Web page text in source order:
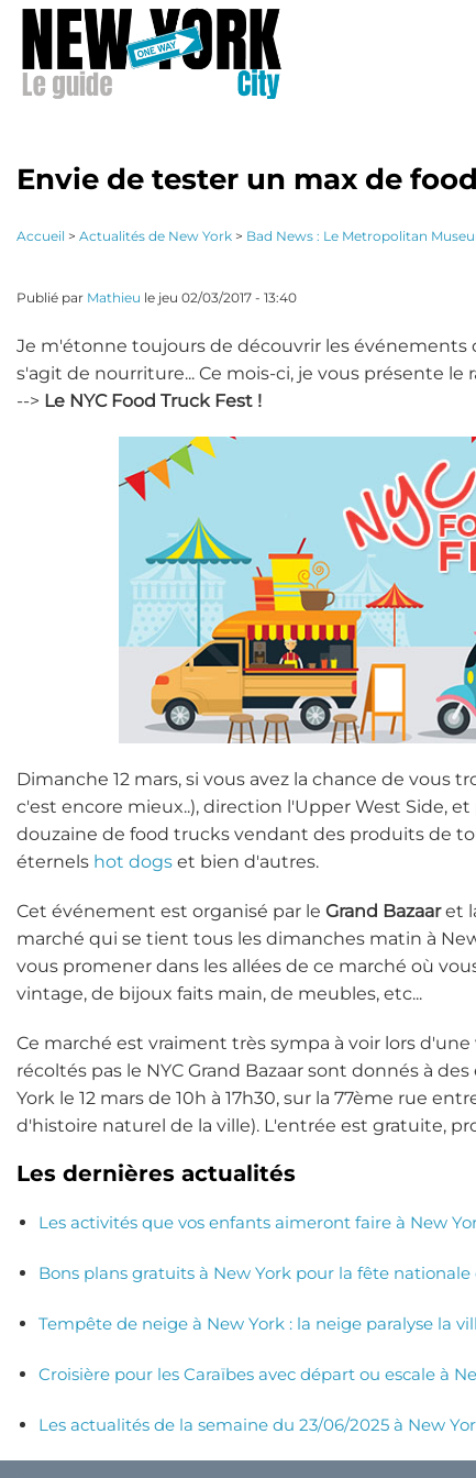
Aller
contenu
principal
Envie de tester un max de
Accueil > Actualités de New York > Bad News : Le Metropolitan
Publié par Mathieu le jeu 02/03/2017 - 13:40
Je m'étonne toujours de découvrir les
s'agit de nourriture... Ce mois-ci, je vous présente
--> Le NYC Food Truck Fest !
Dimanche 12 mars, si vous avez la chance de
c'est encore mieux..), direction l'Upper West Side,
douzaine de food trucks vendant des produits de
éternels hot dogs et bien d'autres.
Cet événement est organisé par le Grand Bazaaret
marché qui se tient tous les dimanches matin à
vous promener dans les allées de ce marché où
vintage, de bijoux faits main, de meubles, etc...
Ce marché est vraiment très sympa à voir lors
récoltés pas le NYC Grand Bazaar sont donnés à
York le 12 mars de 10h à 17h30, sur la 77ème rue
d'histoire naturel de la ville). L'entrée est gratuite,
Les dernières actualités
Les activités que vos enfants aimeront faire à New
Bons plans gratuits à New York pour la fête
Tempête de neige à New York : la neige paralyse la
Croisière pour les Caraïbes avec départ ou escale à
Les actualités de la semaine du 23/06/2025 à New